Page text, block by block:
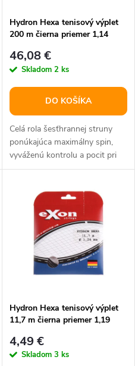
Hydron Hexa tenisový výplet
200 m čierna priemer 1,14
46,08 €
Skladom 2 ks
DO KOŠÍKA
Celá rola šesťhrannej struny
ponúkajúca maximálny spin,
vyváženú kontrolu a pocit pri
hre.
Hydron Hexa tenisový výplet
11,7 m čierna priemer 1,19
4,49 €
Skladom 3 ks